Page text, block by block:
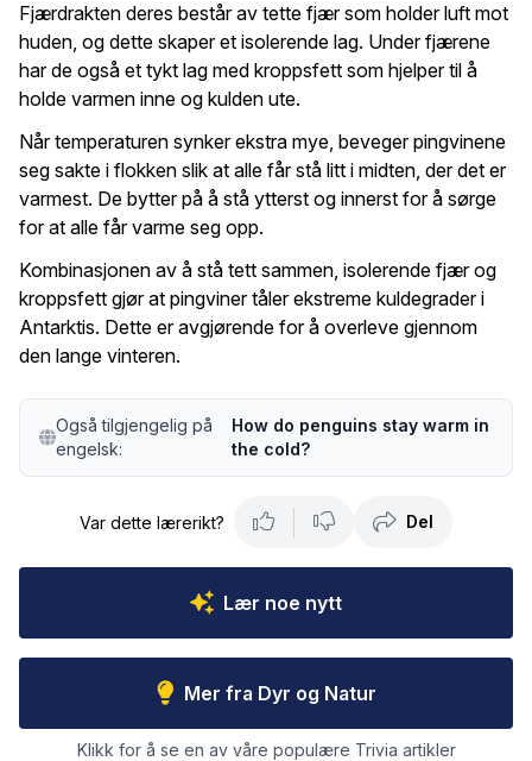
Fjærdrakten deres består av tette fjær som holder luft mot
huden, og dette skaper et isolerende lag. Under fjærene
har de også et tykt lag med kroppsfett som hjelper til å
holde varmen inne og kulden ute.
Når temperaturen synker ekstra mye, beveger pingvinene
seg sakte i flokken slik at alle får stå litt i midten, der det er
varmest. De bytter på å stå ytterst og innerst for å sørge
for at alle får varme seg opp.
Kombinasjonen av å stå tett sammen, isolerende fjær og
kroppsfett gjør at pingviner tåler ekstreme kuldegrader i
Antarktis. Dette er avgjørende for å overleve gjennom
den lange vinteren.
Også tilgjengelig på
engelsk:
How do penguins stay warm in
the cold?
Var dette lærerikt? Del
Lær noe nytt
Mer fra Dyr og Natur
Klikk for å se en av våre populære Trivia artikler